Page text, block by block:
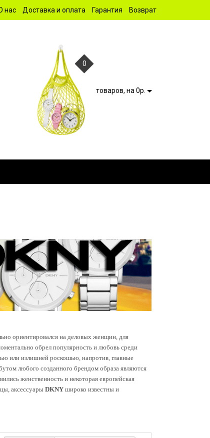
нас Доставка и оплата Гарантия Возврат
0
товаров, на 0р.
ориентировался на деловых женщин, для
обрел популярность и любовь среди
или излишней роскошью, напротив, главные
любого созданного брендом образа являются
женственность и некоторая европейская
аксессуарыDKNYшироко известны и